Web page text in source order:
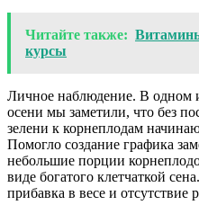
Читайте также:
курсы
Личное наблюдение. В одном
осени мы заметили, что без
зелени к корнеплодам
Помогло создание графика
небольшие порции
виде богатого клетчаткой
прибавка в весе и отсутствие